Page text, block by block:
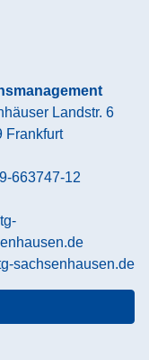
Landstr. 6
Frankfurt
663747-12
sachsenhausen.de